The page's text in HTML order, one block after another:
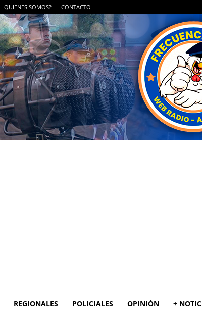
QUIENES SOMOS? CONTACTO
REGIONALES POLICIALES OPINIÓN +